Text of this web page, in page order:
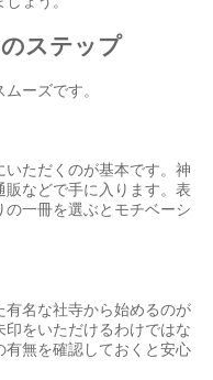
ステップ
ーズです。
ただくのが基本です。神
などで手に入ります。表
一冊を選ぶとモチベーシ
有名な社寺から始めるのが
をいただけるわけではな
有無を確認しておくと安心